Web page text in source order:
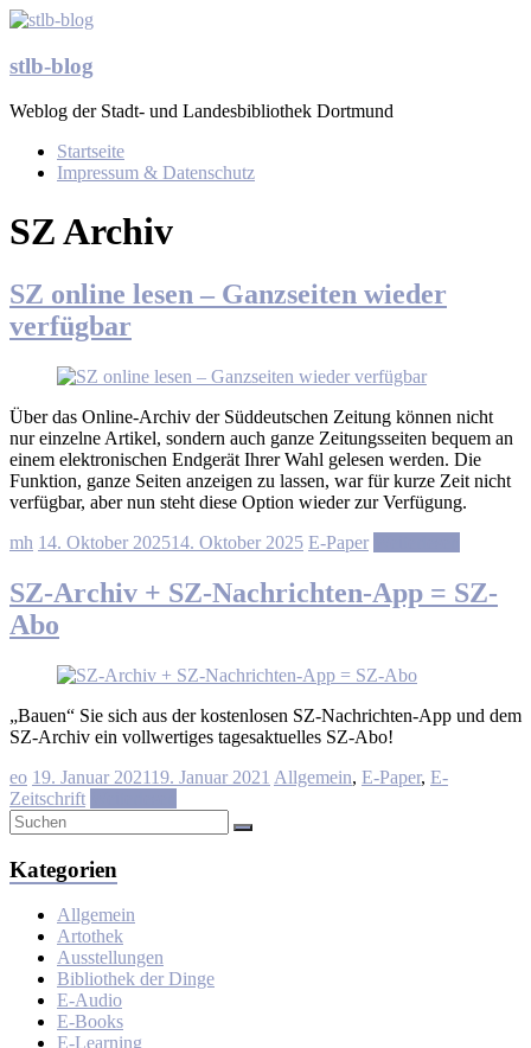
Zum
springen
stlb-blog
Weblog der Stadt- und Landesbibliothek Dortmund
Menü
Startseite
Impressum & Datenschutz
SZ Archiv
SZ online lesen – Ganzseiten wieder
verfügbar
Über das Online-Archiv der Süddeutschen Zeitung können nicht
nur einzelne Artikel, sondern auch ganze Zeitungsseiten bequem an
einem elektronischen Endgerät Ihrer Wahl gelesen werden. Die
Funktion, ganze Seiten anzeigen zu lassen, war für kurze Zeit nicht
verfügbar, aber nun steht diese Option wieder zur Verfügung.
mh 14. Oktober 202514. Oktober 2025 E-Paper
SZ-Archiv + SZ-Nachrichten-App = SZ-
Abo
„Bauen“ Sie sich aus der kostenlosen SZ-Nachrichten-App und dem
SZ-Archiv ein vollwertiges tagesaktuelles SZ-Abo!
eo 19. Januar 202119. Januar 2021 Allgemein, E-Paper, E-
Zeitschrift
Kategorien
Allgemein
Artothek
Ausstellungen
Bibliothek der Dinge
E-Audio
E-Books
E-Learning